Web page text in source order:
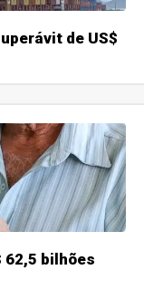
de US$
bilhões